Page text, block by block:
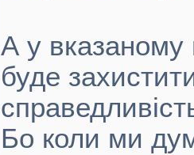
А у
буде
Бо коли ми